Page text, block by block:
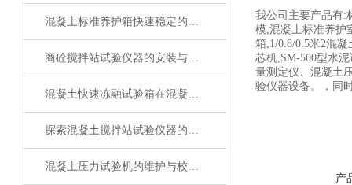
混凝土标准养护箱快速稳定的温湿度调节，确保标准化养护
商砼搅拌站试验仪器的安装与操作技巧
混凝土快速冻融试验箱在混凝土行业中的重要作用与应用领域说明
探索混凝土搅拌站试验仪器的种类与功能
混凝土压力试验机的维护与校准方法是怎样的？
我公司主要产品有:
模,混凝土标准养护
箱,1/0.8/0.5米2混
芯机,SM-500型水
量测定仪、混凝土
验仪器设备。，同
产